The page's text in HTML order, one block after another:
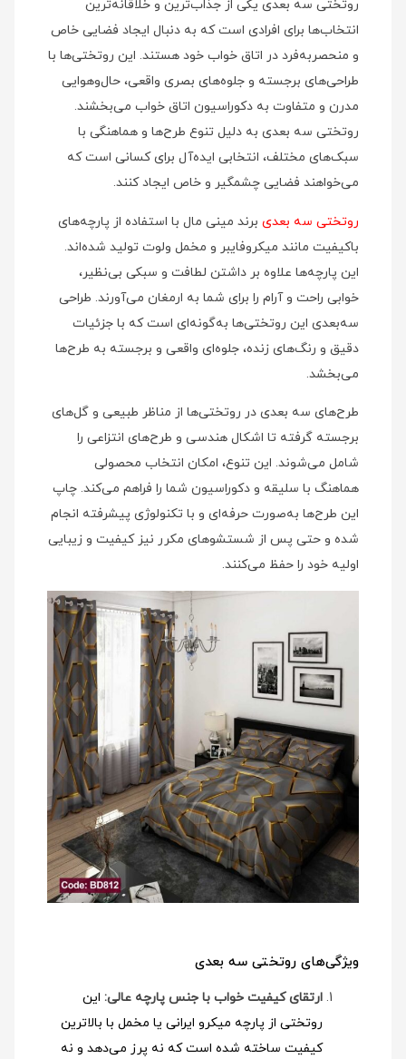
روتختی سه بعدی یکی از جذاب‌ترین و خلاقانه‌ترین
انتخاب‌ها برای افرادی است که به دنبال ایجاد فضایی خاص
و منحصربه‌فرد در اتاق خواب خود هستند. این روتختی‌ها با
طراحی‌های برجسته و جلوه‌های بصری واقعی، حال‌وهوایی
مدرن و متفاوت به دکوراسیون اتاق خواب می‌بخشند.
روتختی سه‌ بعدی به دلیل تنوع طرح‌ها و هماهنگی با
سبک‌های مختلف، انتخابی ایده‌آل برای کسانی است که
می‌خواهند فضایی چشمگیر و خاص ایجاد کنند.
روتختی‌ سه‌ بعدی برند مینی‌ مال با استفاده از پارچه‌های
باکیفیت مانند میکروفایبر و مخمل ولوت تولید شده‌اند.
این پارچه‌ها علاوه بر داشتن لطافت و سبکی بی‌نظیر،
خوابی راحت و آرام را برای شما به ارمغان می‌آورند. طراحی
سه‌بعدی این روتختی‌ها به‌گونه‌ای است که با جزئیات
دقیق و رنگ‌های زنده، جلوه‌ای واقعی و برجسته به طرح‌ها
می‌بخشد.
طرح‌های سه‌ بعدی در روتختی‌ها از مناظر طبیعی و گل‌های
برجسته گرفته تا اشکال هندسی و طرح‌های انتزاعی را
شامل می‌شوند. این تنوع، امکان انتخاب محصولی
هماهنگ با سلیقه و دکوراسیون شما را فراهم می‌کند. چاپ
این طرح‌ها به‌صورت حرفه‌ای و با تکنولوژی پیشرفته انجام
شده و حتی پس از شستشوهای مکرر نیز کیفیت و زیبایی
اولیه خود را حفظ می‌کنند.
ویژگی‌های روتختی سه بعدی
ارتقای کیفیت خواب با جنس پارچه عالی: این
روتختی از پارچه میکرو ایرانی یا مخمل با بالاترین
کیفیت ساخته شده است که نه پرز می‌دهد و نه